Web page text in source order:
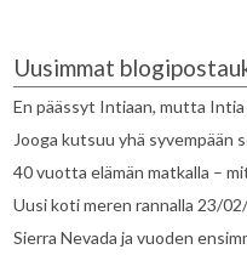
Uusimmat
En päässyt Intiaan, mutta
Jooga kutsuu yhä syvempään
40 vuotta elämän matkalla –
Uusi koti meren rannalla 23/
Sierra Nevada ja vuoden